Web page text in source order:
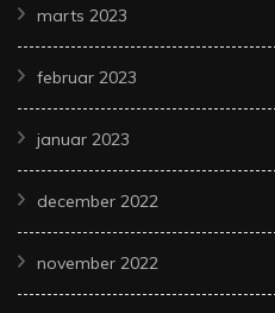
marts 2023
februar 2023
januar 2023
december 2022
november 2022